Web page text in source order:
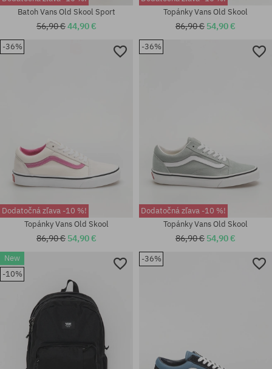
Dostupné veľkosti:
36.5; 37; 38; 38.5; 39; 40; 40.5;
univerzálna veľkosť
Batoh Vans Old Skool Sport
56,90 €44,90 €
Topánky Vans Old Skool
86,90 € 54,90 €
-36%
Dodatočná zľava -10 %!
Topánky Vans Old Skool
86,90 € 54,90 €
-36%
Dodatočná zľava -10 %!
Topánky Vans Old Skool
86,90 € 54,90 €
New
-10%
-36%